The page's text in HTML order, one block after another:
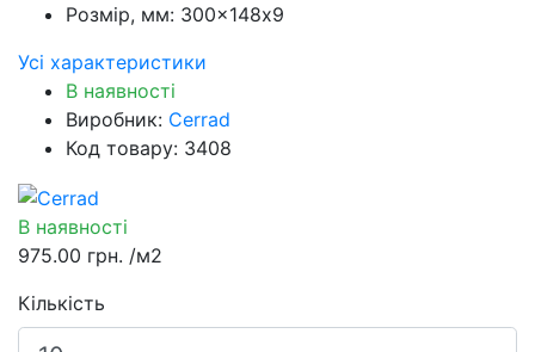
Розмір, мм: 300×148x9
Усі характеристики
В наявності
Виробник: Cerrad
Код товару: 3408
В наявності
975.00 грн. /м2
Кількість